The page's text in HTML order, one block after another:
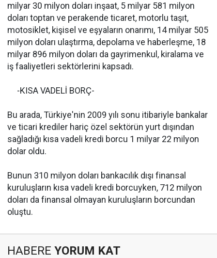
milyar 30 milyon doları inşaat, 5 milyar 581 milyon
doları toptan ve perakende ticaret, motorlu taşıt,
motosiklet, kişisel ve eşyaların onarımı, 14 milyar 505
milyon doları ulaştırma, depolama ve haberleşme, 18
milyar 896 milyon doları da gayrimenkul, kiralama ve
iş faaliyetleri sektörlerini kapsadı.
-KISA VADELİ BORÇ-
Bu arada, Türkiye'nin 2009 yılı sonu itibariyle bankalar
ve ticari krediler hariç özel sektörün yurt dışından
sağladığı kısa vadeli kredi borcu 1 milyar 22 milyon
dolar oldu.
Bunun 310 milyon doları bankacılık dışı finansal
kuruluşların kısa vadeli kredi borcuyken, 712 milyon
doları da finansal olmayan kuruluşların borcundan
oluştu.
HABERE YORUM KAT